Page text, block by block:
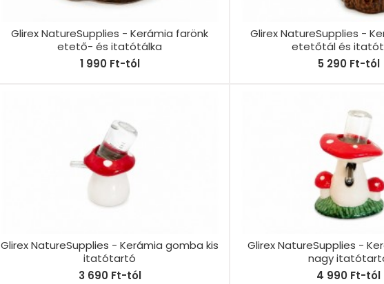
Glirex NatureSupplies - Kerámia farönk
etető- és itatótálka
1 990 Ft-tól
Glirex NatureSupplies -
etetőtál és
5 290 Ft-tól
Glirex NatureSupplies - Kerámia gomba kis
itatótartó
3 690 Ft-tól
Glirex NatureSupplies -
nagy
4 990 Ft-tól